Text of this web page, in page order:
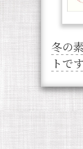
冬の
トです